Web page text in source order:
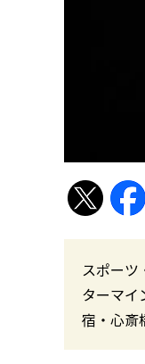
スポー
ターマイ
宿・心斎